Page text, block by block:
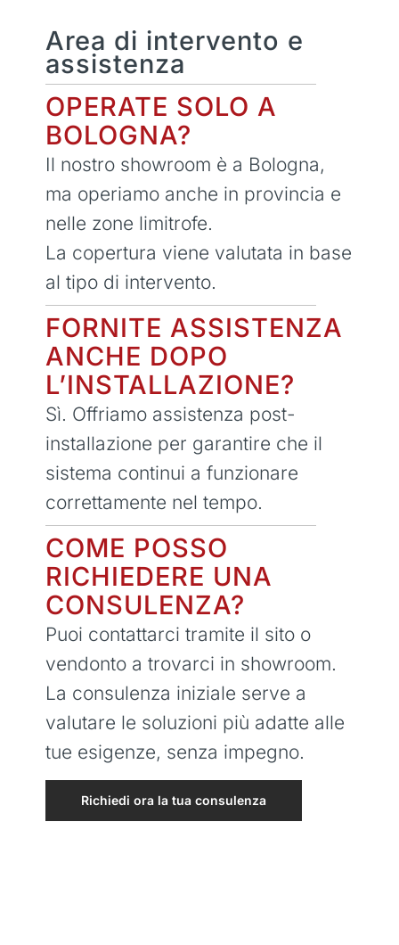
Area di intervento e
assistenza
OPERATE SOLO A
BOLOGNA?
Il nostro showroom è a Bologna,
ma operiamo anche in provincia e
nelle zone limitrofe.
La copertura viene valutata in base
al tipo di intervento.
FORNITE ASSISTENZA
ANCHE DOPO
L’INSTALLAZIONE?
Sì. Offriamo assistenza post-
installazione per garantire che il
sistema continui a funzionare
correttamente nel tempo.
COME POSSO
RICHIEDERE UNA
CONSULENZA?
Puoi contattarci tramite il sito o
vendonto a trovarci in showroom.
La consulenza iniziale serve a
valutare le soluzioni più adatte alle
tue esigenze, senza impegno.
Richiedi ora la tua consulenza